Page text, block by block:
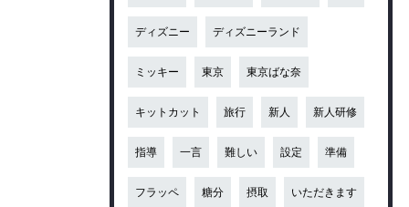
ディズニー ディズニーランド
ミッキー 東京 東京ばな奈
キットカット 旅行 新人 新人研修
指導 一言 難しい 設定 準備
フラッペ 糖分 摂取 いただきます